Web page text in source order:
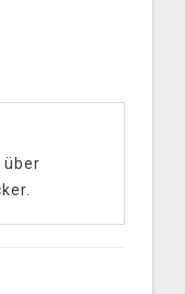
über